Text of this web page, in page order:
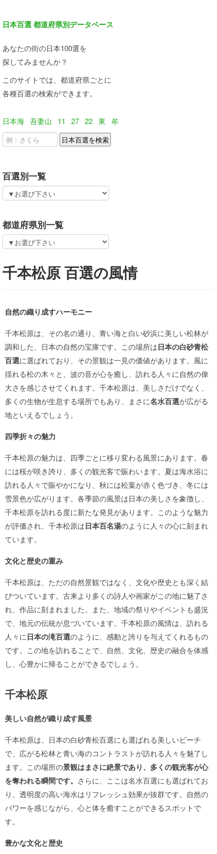
日本百選 都道府県別データベース
あなたの街の日本100選を
探してみませんか？
このサイトでは、都道府県ごとに
各種百選の検索ができます。
日本海 吾妻山 11 27 22 東 牟
百選別一覧
都道府県別一覧
千本松原 百選の風情
自然の織り成すハーモニー
千本松原は、その名の通り、青い海と白い砂浜に美しい松林が
調和した、日本の自然の宝庫です。この場所は日本の白砂青松
百選に選ばれており、その景観は一見の価値があります。風に
揺れる松の木々と、波の音が心を癒し、訪れる人々に自然の偉
大さを感じさせてくれます。千本松原は、美しさだけでなく、
多くの生物が生息する場所でもあり、まさに名水百選が広がる
地といえるでしょう。
四季折々の魅力
千本松原の魅力は、四季ごとに移り変わる風景にあります。春
には桜が咲き誇り、多くの観光客で賑わいます。夏は海水浴に
訪れる人々で賑やかになり、秋には松葉が赤く色づき、冬には
雪景色が広がります。各季節の風景は日本の美しさを象徴し、
千本松原を訪れる度に新たな発見があります。このような魅力
が評価され、千本松原は日本百名湯のように人々の心に刻まれ
ています。
文化と歴史の重み
千本松原は、ただの自然景観ではなく、文化や歴史とも深く結
びついています。古来より多くの詩人や画家がこの地に魅了さ
れ、作品に刻まれました。また、地域の祭りやイベントも盛況
で、地元の伝統が息づいています。千本松原の風情は、訪れる
人々に日本の滝百選のように、感動と誇りを与えてくれるもの
です。この地を訪れることで、自然、文化、歴史の融合を体感
し、心豊かに帰ることができるでしょう。
千本松原
美しい自然が織り成す風景
千本松原は、日本の白砂青松百選にも選ばれる美しいビーチ
で、広がる松林と青い海のコントラストが訪れる人々を魅了し
ます。この場所の景観はまさに絶景であり、多くの観光客が心
を奪われる瞬間です。 さらに、ここは名水百選にも選ばれてお
り、透明度の高い海水はリフレッシュ効果が抜群です。自然の
パワーを感じながら、心と体を癒すことができるスポットで
す。
豊かな文化と歴史